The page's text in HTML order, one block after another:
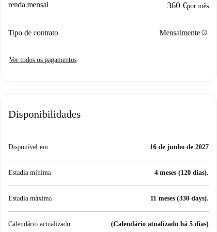
renda mensal 360 €por mês
Tipo de contrato Mensalmenteinfo
Ver todos os pagamentos
Disponibilidades
Disponível em 16 de junho de 2027
Estadia mínima 4 meses (120 dias).
Estadia máxima 11 meses (330 days).
Calendário actualizado (Calendário atualizado há 5 dias)